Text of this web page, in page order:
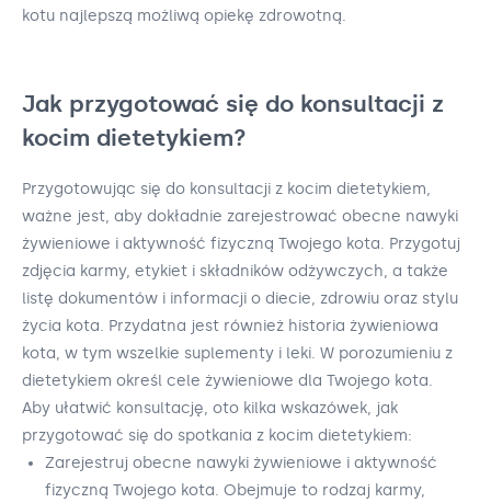
kotu najlepszą możliwą opiekę zdrowotną.
Jak przygotować się do konsultacji z
kocim dietetykiem?
Przygotowując się do konsultacji z kocim dietetykiem,
ważne jest, aby dokładnie zarejestrować obecne nawyki
żywieniowe i aktywność fizyczną Twojego kota. Przygotuj
zdjęcia karmy, etykiet i składników odżywczych, a także
listę dokumentów i informacji o diecie, zdrowiu oraz stylu
życia kota. Przydatna jest również historia żywieniowa
kota, w tym wszelkie suplementy i leki. W porozumieniu z
dietetykiem określ cele żywieniowe dla Twojego kota.
Aby ułatwić konsultację, oto kilka wskazówek, jak
przygotować się do spotkania z kocim dietetykiem:
Zarejestruj obecne nawyki żywieniowe i aktywność
fizyczną Twojego kota. Obejmuje to rodzaj karmy,